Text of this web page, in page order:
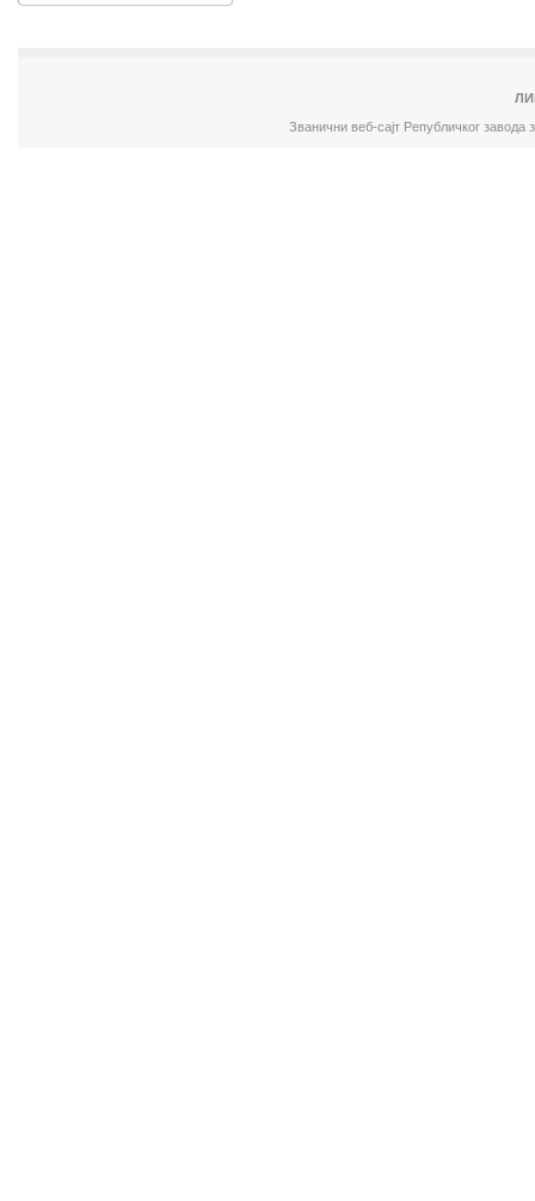
Званични веб-сајт Републичког